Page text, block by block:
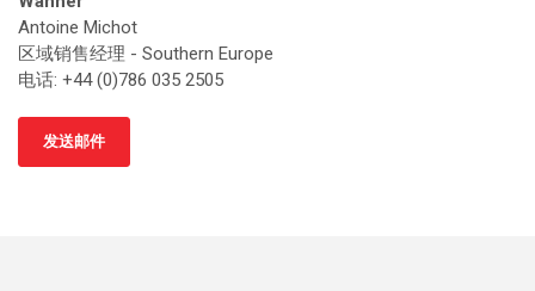
Antoine Michot
区域销售经理 - Southern Europe
电话: +44 (0)786 035 2505
发送邮件